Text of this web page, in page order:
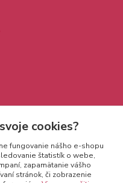
cookies?
fungovanie nášho e-shopu
štatistík o webe,
zapamätanie vášho
stránok, či zobrazenie